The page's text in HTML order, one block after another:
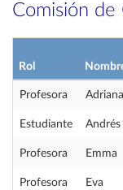
Comisión de
Rol
Profesora Adriana
Estudiante Andrés
Profesora Emma
Profesora Eva